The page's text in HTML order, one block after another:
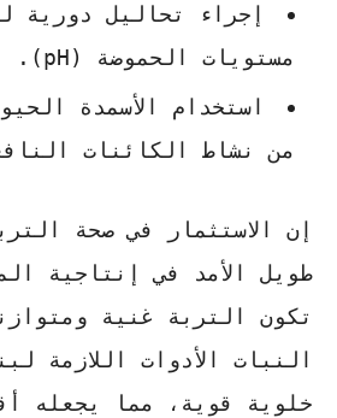
إجراء تحاليل دورية
مستويات الحموضة (pH).
استخدام الأسمدة
من نشاط الكائنات
إن الاستثمار في صحة
طويل الأمد في إنتاجية
تكون التربة غنية
النبات الأدوات اللازمة
خلوية قوية، مما يجعله